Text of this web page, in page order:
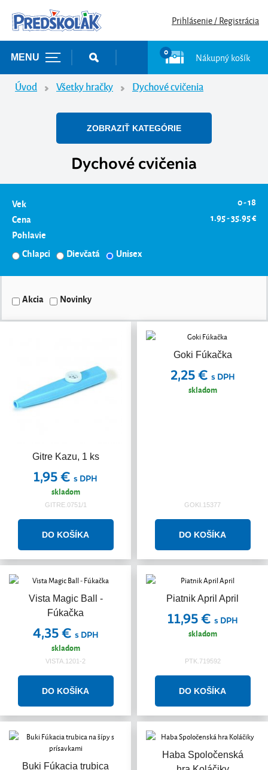
Prihlásenie / Registrácia
MENU
0 Nákupný košík
Úvod Všetky hračky Dychové cvičenia
ZOBRAZIŤ KATEGÓRIE
Dychové cvičenia
Vek
0 - 18
Cena
1.95 - 35.95 €
Pohlavie
Chlapci
Dievčatá Unisex
Akcia Novinky
Gitre Kazu, 1 ks
1,95 € s DPH
skladom
GITRE.0751/1
Goki Fúkačka
2,25 € s DPH
skladom
GOKI.15377
Vista Magic Ball -
Fúkačka
4,35 € s DPH
skladom
VISTA.1201-2
Piatnik April April
11,95 € s DPH
skladom
PTK.719592
Buki Fúkacia trubica
Haba Spoločenská